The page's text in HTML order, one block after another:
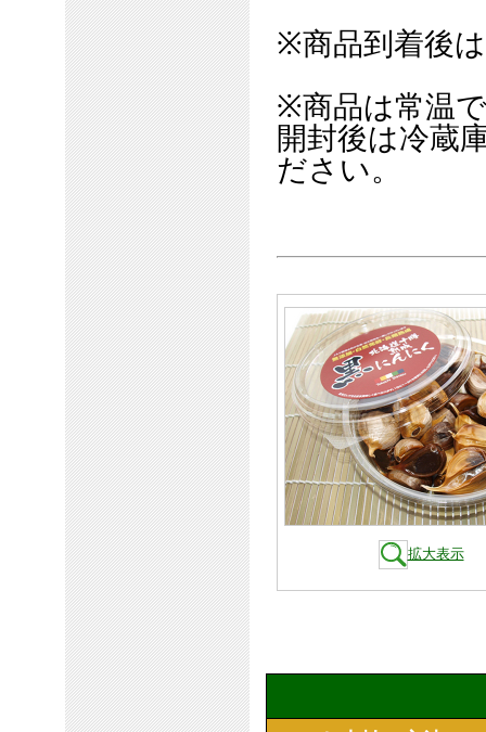
※商品到着後
※商品は常温
開封後は冷蔵
ださい。
拡大表示